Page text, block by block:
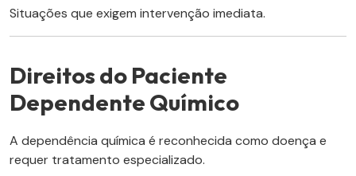
Situações que exigem intervenção imediata.
Direitos do Paciente
Dependente Químico
A dependência química é reconhecida como doença e
requer tratamento especializado.